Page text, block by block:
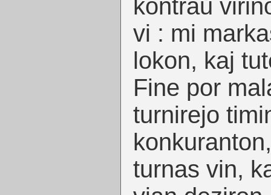
kontraŭ
vi : mi
lokon, kaj
Fine por
turnirejo
turnas vin,